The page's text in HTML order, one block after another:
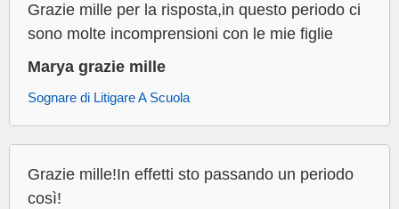
Grazie mille per la risposta,in questo periodo ci
sono molte incomprensioni con le mie figlie
Marya grazie mille
Sognare di Litigare A Scuola
Grazie mille!In effetti sto passando un periodo
così!